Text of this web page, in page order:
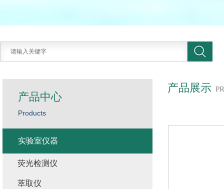
产品展示
产品中心
Products
实验室仪器
荧光检测仪
萃取仪